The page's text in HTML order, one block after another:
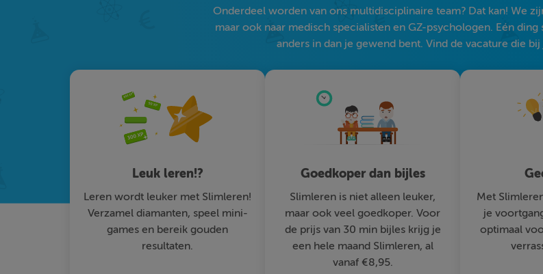
Onderdeel worden van ons multidisciplinaire team? Dat kan! We
maar ook naar medisch specialisten en GZ-psychologen. Eén
anders in dan je gewend bent. Vind de vacature die
Leuk leren!?
Leren wordt leuker met Slimleren!
Verzamel diamanten, speel mini-
games en bereik gouden
resultaten.
Goedkoper dan bijles
Slimleren is niet alleen leuker,
maar ook veel goedkoper. Voor
de prijs van 30 min bijles krijg je
een hele maand Slimleren, al
vanaf €8,95.
Met
je
optimaal